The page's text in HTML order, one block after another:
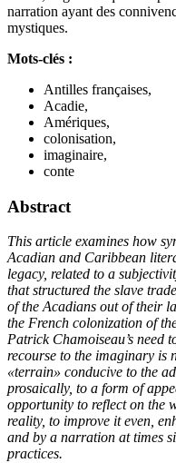
narration ayant des
mystiques.
Mots-clés :
Antilles françaises,
Acadie,
Amériques,
colonisation,
imaginaire,
conte
Abstract
This article examines how
Acadian and Caribbean
legacy, related to a
that structured the slave
of the Acadians out of their
the French colonization of
Patrick Chamoiseau’s need
recourse to the imaginary is
«terrain» conducive to the
prosaically, to a form of
opportunity to reflect on the
reality, to improve it even,
and by a narration at times
practices.